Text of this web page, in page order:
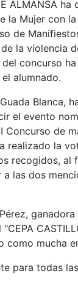
ALMANSA ha
la Mujer con
de
la violencia
concurso
alumnado.
Blanca,
el evento
Concurso de
realizado la
recogidos, al
las dos
ganadora
"CEPA
como mucha
para todas